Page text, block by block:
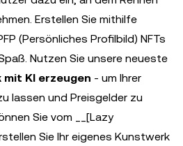
Erstellen Sie mithilfe
(Persönliches Profilbild) NFTs
Nutzen Sie unsere neueste
KI erzeugen - um Ihrer
lassen und Preisgelder zu
Sie vom __[Lazy
Sie Ihr eigenes Kunstwerk